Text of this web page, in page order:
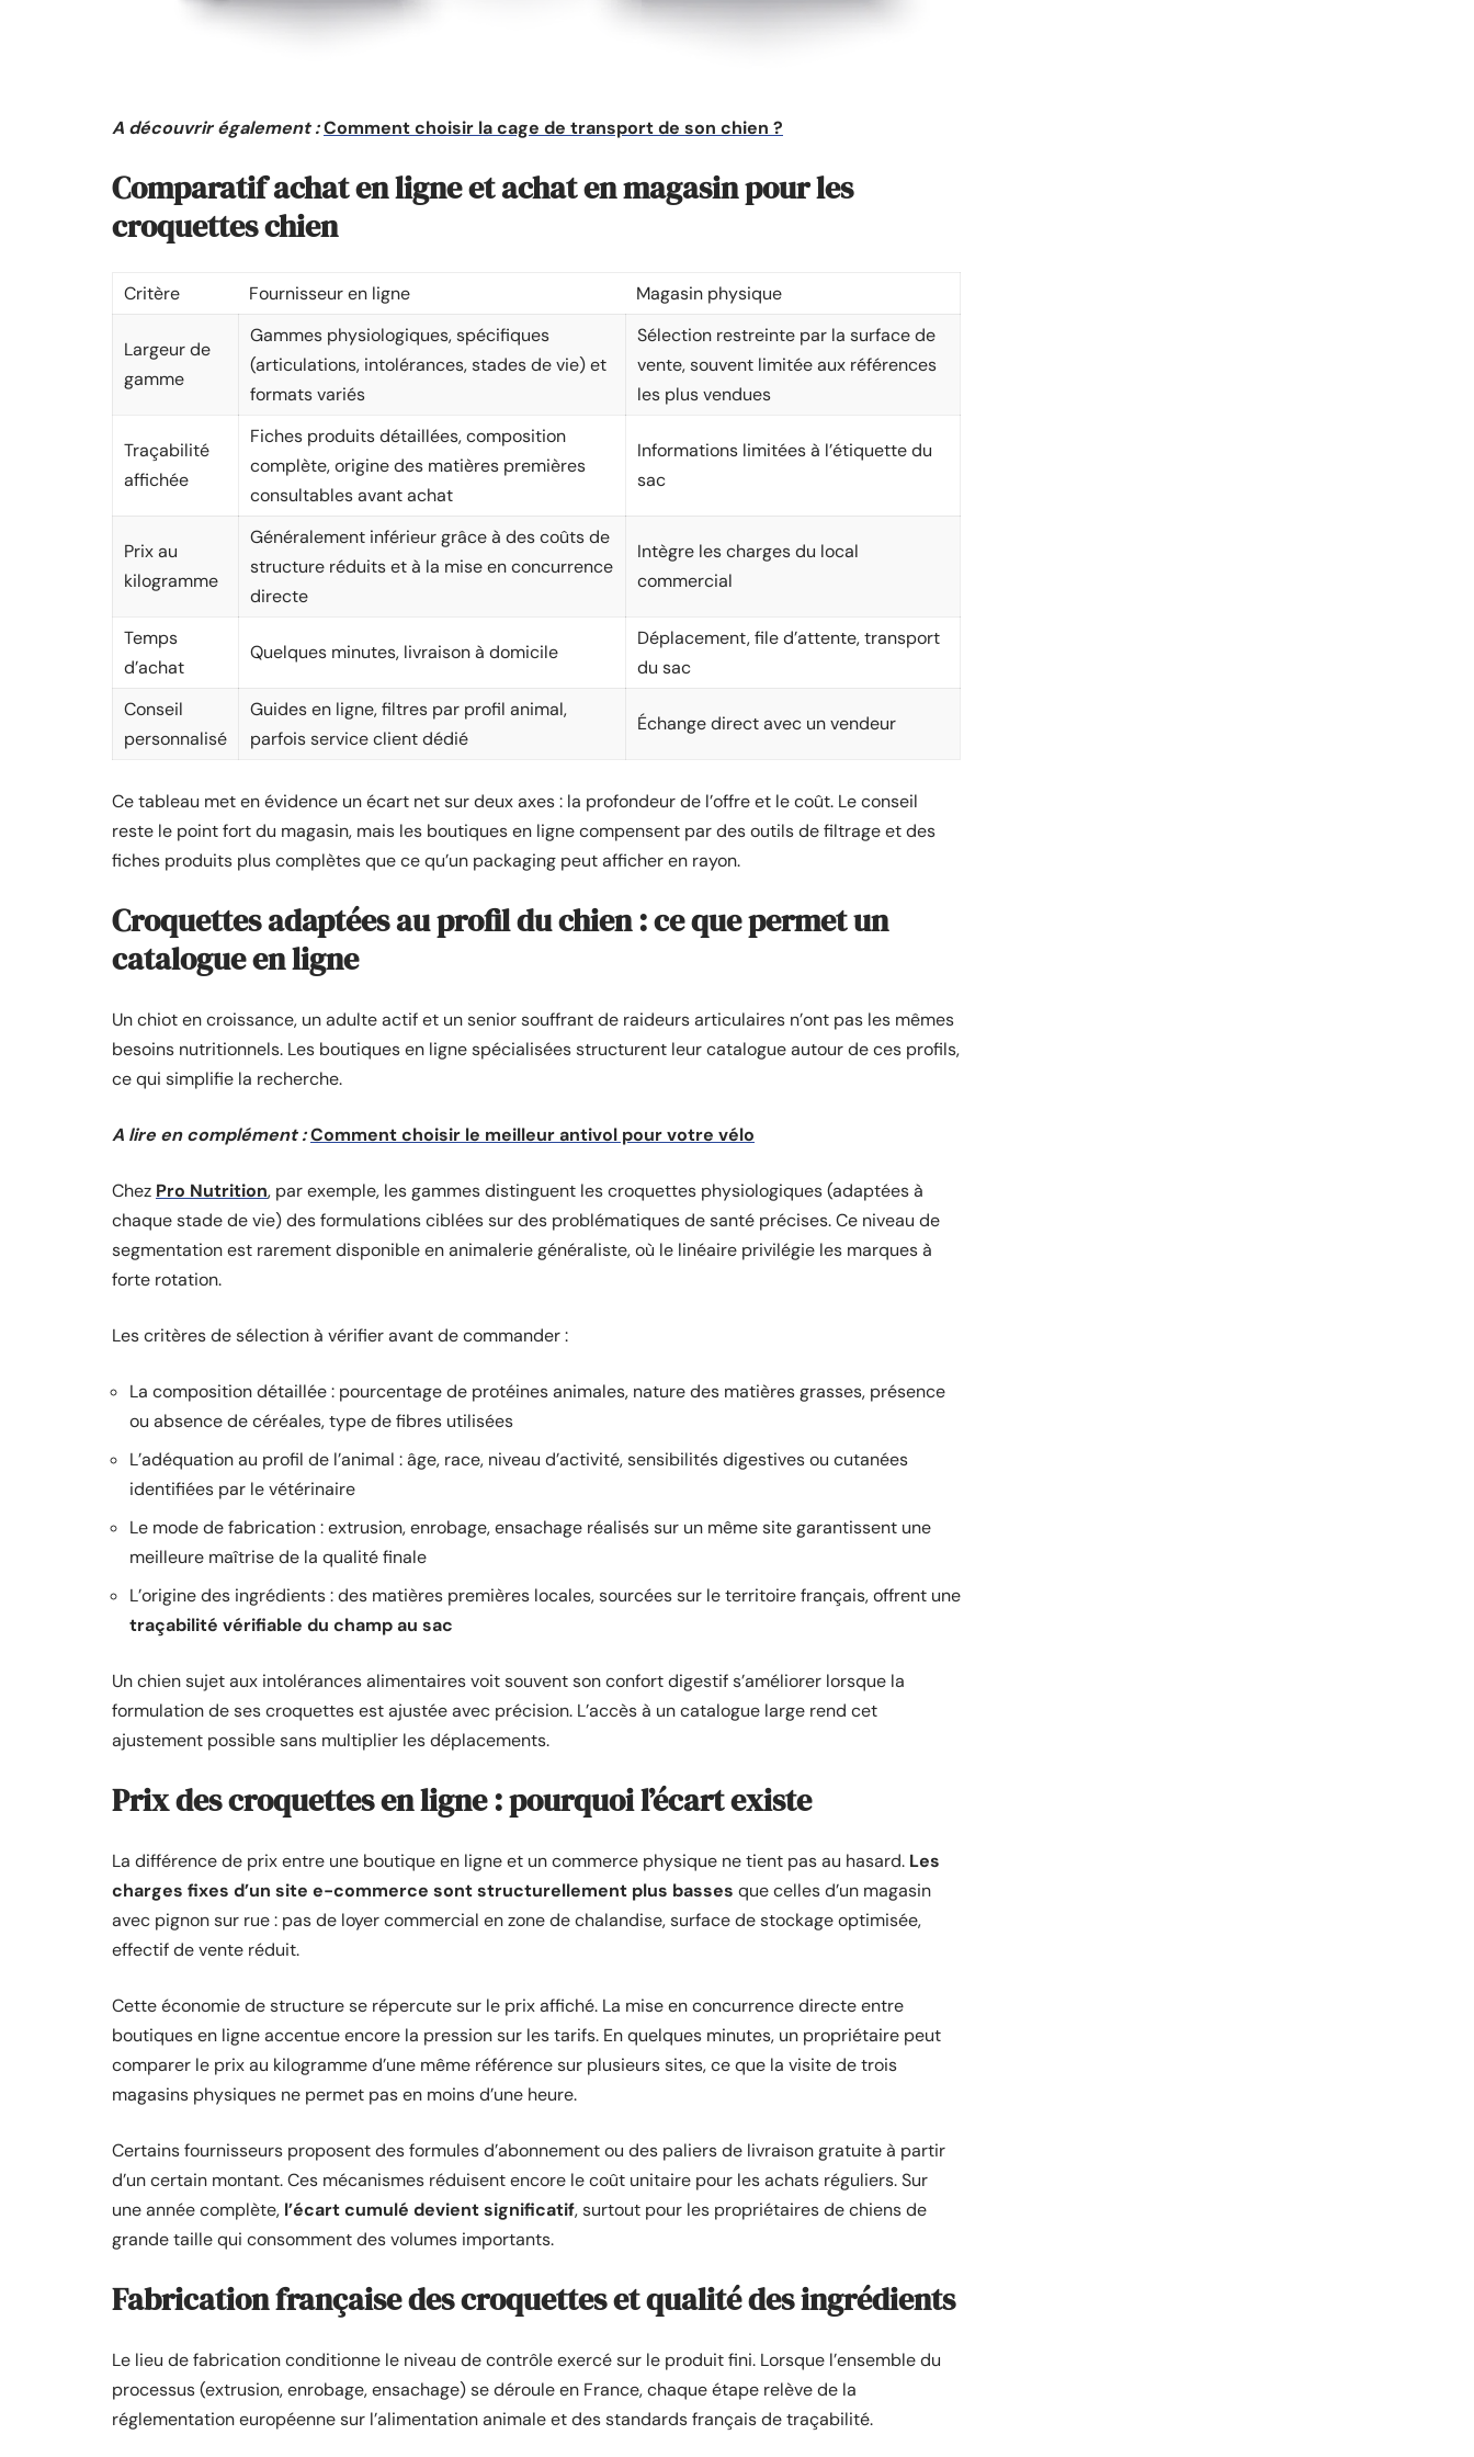
A découvrir également :Comment choisir la cage de transport de son chien ?
Comparatif achat en ligne et achat en magasin pour les
croquettes chien
Critère Fournisseur en ligne Magasin physique
Largeur de
gamme
Gammes physiologiques, spécifiques
(articulations, intolérances, stades de vie) et
formats variés
Sélection restreinte par la surface de
vente, souvent limitée aux références
les plus vendues
Traçabilité
affichée
Fiches produits détaillées, composition
complète, origine des matières premières
consultables avant achat
Informations limitées à l’étiquette du
sac
Prix au
kilogramme
Généralement inférieur grâce à des coûts de
structure réduits et à la mise en concurrence
directe
Intègre les charges du local
commercial
Temps
d’achat
Quelques minutes, livraison à domicile
Déplacement, file d’attente, transport
du sac
Conseil
personnalisé
Guides en ligne, filtres par profil animal,
parfois service client dédié
Échange direct avec un vendeur
Ce tableau met en évidence un écart net sur deux axes : la profondeur de l’offre et le coût. Le conseil
reste le point fort du magasin, mais les boutiques en ligne compensent par des outils de filtrage et des
fiches produits plus complètes que ce qu’un packaging peut afficher en rayon.
Croquettes adaptées au profil du chien : ce que permet un
catalogue en ligne
Un chiot en croissance, un adulte actif et un senior souffrant de raideurs articulaires n’ont pas les mêmes
besoins nutritionnels. Les boutiques en ligne spécialisées structurent leur catalogue autour de ces profils,
ce qui simplifie la recherche.
A lire en complément :Comment choisir le meilleur antivol pour votre vélo
Chez Pro Nutrition, par exemple, les gammes distinguent les croquettes physiologiques (adaptées à
chaque stade de vie) des formulations ciblées sur des problématiques de santé précises. Ce niveau de
segmentation est rarement disponible en animalerie généraliste, où le linéaire privilégie les marques à
forte rotation.
Les critères de sélection à vérifier avant de commander :
La composition détaillée : pourcentage de protéines animales, nature des matières grasses, présence
ou absence de céréales, type de fibres utilisées
L’adéquation au profil de l’animal : âge, race, niveau d’activité, sensibilités digestives ou cutanées
identifiées par le vétérinaire
Le mode de fabrication : extrusion, enrobage, ensachage réalisés sur un même site garantissent une
meilleure maîtrise de la qualité finale
L’origine des ingrédients : des matières premières locales, sourcées sur le territoire français, offrent une
traçabilité vérifiable du champ au sac
Un chien sujet aux intolérances alimentaires voit souvent son confort digestif s’améliorer lorsque la
formulation de ses croquettes est ajustée avec précision. L’accès à un catalogue large rend cet
ajustement possible sans multiplier les déplacements.
Prix des croquettes en ligne : pourquoi l’écart existe
La différence de prix entre une boutique en ligne et un commerce physique ne tient pas au hasard. Les
charges fixes d’un site e-commerce sont structurellement plus basses que celles d’un magasin
avec pignon sur rue : pas de loyer commercial en zone de chalandise, surface de stockage optimisée,
effectif de vente réduit.
Cette économie de structure se répercute sur le prix affiché. La mise en concurrence directe entre
boutiques en ligne accentue encore la pression sur les tarifs. En quelques minutes, un propriétaire peut
comparer le prix au kilogramme d’une même référence sur plusieurs sites, ce que la visite de trois
magasins physiques ne permet pas en moins d’une heure.
Certains fournisseurs proposent des formules d’abonnement ou des paliers de livraison gratuite à partir
d’un certain montant. Ces mécanismes réduisent encore le coût unitaire pour les achats réguliers. Sur
une année complète, l’écart cumulé devient significatif, surtout pour les propriétaires de chiens de
grande taille qui consomment des volumes importants.
Fabrication française des croquettes et qualité des ingrédients
Le lieu de fabrication conditionne le niveau de contrôle exercé sur le produit fini. Lorsque l’ensemble du
processus (extrusion, enrobage, ensachage) se déroule en France, chaque étape relève de la
réglementation européenne sur l’alimentation animale et des standards français de traçabilité.